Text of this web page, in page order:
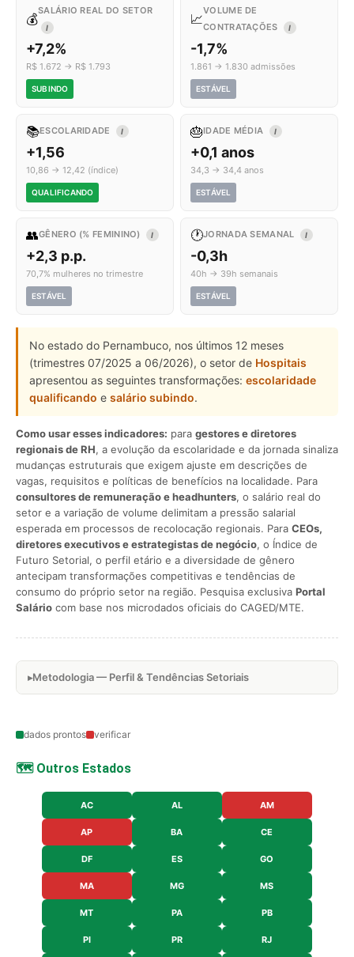
💰
SALÁRIO REAL DO SETOR
I
+7,2%
R$ 1.672 → R$ 1.793
SUBINDO
📈
VOLUME DE
CONTRATAÇÕES
I
-1,7%
1.861 → 1.830 admissões
ESTÁVEL
📚ESCOLARIDADE I
+1,56
10,86 → 12,42 (índice)
QUALIFICANDO
🎂IDADE MÉDIA I
+0,1 anos
34,3 → 34,4 anos
ESTÁVEL
👥GÊNERO (% FEMININO) I
+2,3 p.p.
70,7% mulheres no trimestre
ESTÁVEL
🕐JORNADA SEMANAL I
-0,3h
40h → 39h semanais
ESTÁVEL
No estado do Pernambuco, nos últimos 12 meses
(trimestres 07/2025 a 06/2026), o setor de Hospitais
apresentou as seguintes transformações: escolaridade
qualificando e salário subindo.
Como usar esses indicadores: para gestores e diretores
regionais de RH, a evolução da escolaridade e da jornada sinaliza
mudanças estruturais que exigem ajuste em descrições de
vagas, requisitos e políticas de benefícios na localidade. Para
consultores de remuneração e headhunters, o salário real do
setor e a variação de volume delimitam a pressão salarial
esperada em processos de recolocação regionais. Para CEOs,
diretores executivos e estrategistas de negócio, o Índice de
Futuro Setorial, o perfil etário e a diversidade de gênero
antecipam transformações competitivas e tendências de
consumo do próprio setor na região. Pesquisa exclusiva Portal
Salário com base nos microdados oficiais do CAGED/MTE.
Metodologia — Perfil & Tendências Setoriais
dados prontos verificar
🗺️ Outros Estados
AC AL AM
AP BA CE
DF ES GO
MA MG MS
MT PA PB
PI PR RJ